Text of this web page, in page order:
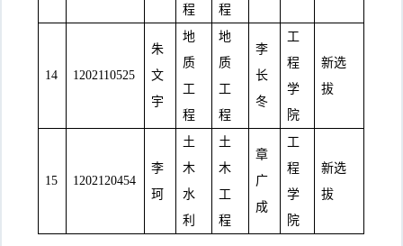
程
程
14 1202110525
朱
文
宇
地
质
工
程
地
质
工
程
李
长
冬
工
程
学
院
新选
拔
15 1202120454
李
珂
土
木
水
利
土
木
工
程
章
广
成
工
程
学
院
新选
拔